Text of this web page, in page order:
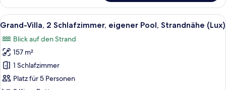
Villa,
3 Schlafzimmer,
eigener
Meerblick
(Lux)
Alle
Fotos
für
Grand-
Villa,
2 Schlafzimmer,
Ein Poolbereich mit Liegestühlen
6
Grand-Villa, 2 Schlafzimmer, eigener Pool, Strandnähe (Lux)
Blick auf den Strand
157 m²
1 Schlafzimmer
Platz für 5 Personen